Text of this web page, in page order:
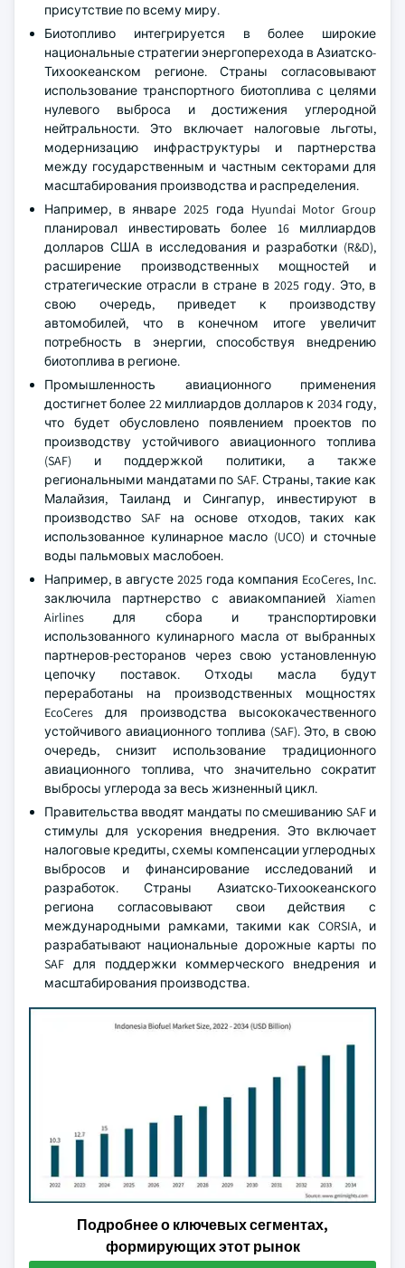
присутствие по всему миру.
Биотопливо интегрируется в более широкие
национальные стратегии энергоперехода в Азиатско-
Тихоокеанском регионе. Страны согласовывают
использование транспортного биотоплива с целями
нулевого выброса и достижения углеродной
нейтральности. Это включает налоговые льготы,
модернизацию инфраструктуры и партнерства
между государственным и частным секторами для
масштабирования производства и распределения.
Например, в январе 2025 года Hyundai Motor Group
планировал инвестировать более 16 миллиардов
долларов США в исследования и разработки (R&D),
расширение производственных мощностей и
стратегические отрасли в стране в 2025 году. Это, в
свою очередь, приведет к производству
автомобилей, что в конечном итоге увеличит
потребность в энергии, способствуя внедрению
биотоплива в регионе.
Промышленность авиационного применения
достигнет более 22 миллиардов долларов к 2034 году,
что будет обусловлено появлением проектов по
производству устойчивого авиационного топлива
(SAF) и поддержкой политики, а также
региональными мандатами по SAF. Страны, такие как
Малайзия, Таиланд и Сингапур, инвестируют в
производство SAF на основе отходов, таких как
использованное кулинарное масло (UCO) и сточные
воды пальмовых маслобоен.
Например, в августе 2025 года компания EcoCeres, Inc.
заключила партнерство с авиакомпанией Xiamen
Airlines для сбора и транспортировки
использованного кулинарного масла от выбранных
партнеров-ресторанов через свою установленную
цепочку поставок. Отходы масла будут
переработаны на производственных мощностях
EcoCeres для производства высококачественного
устойчивого авиационного топлива (SAF). Это, в свою
очередь, снизит использование традиционного
авиационного топлива, что значительно сократит
выбросы углерода за весь жизненный цикл.
Правительства вводят мандаты по смешиванию SAF и
стимулы для ускорения внедрения. Это включает
налоговые кредиты, схемы компенсации углеродных
выбросов и финансирование исследований и
разработок. Страны Азиатско-Тихоокеанского
региона согласовывают свои действия с
международными рамками, такими как CORSIA, и
разрабатывают национальные дорожные карты по
SAF для поддержки коммерческого внедрения и
масштабирования производства.
Подробнее о ключевых сегментах,
формирующих этот рынок